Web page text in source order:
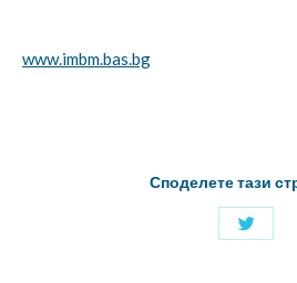
www.imbm.bas.bg
Споделете тази